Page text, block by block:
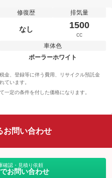
修復歴
なし
排気量
1500
cc
車体色
ポーラーホワイト
金、登録等に伴う費用、リサイクル預託金
ています。
一定の条件を付した価格になります。
お問い合わせ
確認・見積り依頼
お問い合わせ